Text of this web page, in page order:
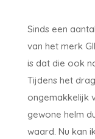
Sinds een
van het merk
is dat die ook
Tijdens het
ongemakkelijk
gewone helm
waard. Nu kan